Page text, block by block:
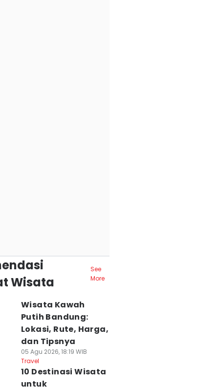
Wisata
See
More
Wisata Kawah
Putih Bandung:
Lokasi, Rute, Harga,
dan Tipsnya
05 Agu 2026, 18:19 WIB
Travel
10 Destinasi Wisata
untuk